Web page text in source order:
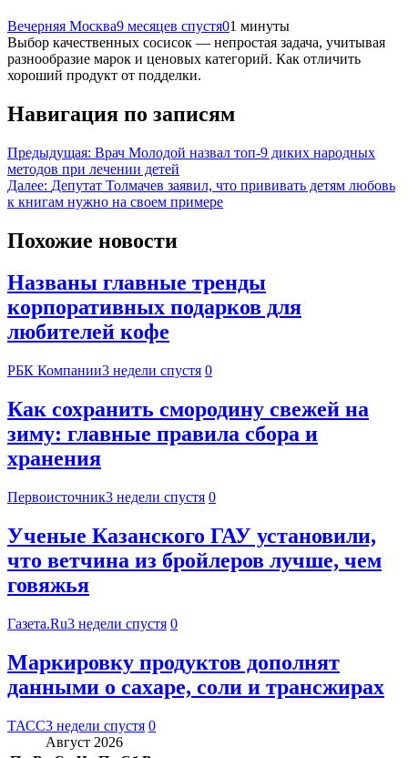
Вечерняя Москва9 месяцев спустя01 минуты
Выбор качественных сосисок — непростая задача, учитывая
разнообразие марок и ценовых категорий. Как отличить
хороший продукт от подделки.
Навигация по записям
Предыдущая: Врач Молодой назвал топ-9 диких народных
методов при лечении детей
Далее: Депутат Толмачев заявил, что прививать детям любовь
к книгам нужно на своем примере
Похожие новости
Названы главные тренды
корпоративных подарков для
любителей кофе
РБК Компании3 недели спустя 0
Как сохранить смородину свежей на
зиму: главные правила сбора и
хранения
Первоисточник3 недели спустя 0
Ученые Казанского ГАУ установили,
что ветчина из бройлеров лучше, чем
говяжья
Газета.Ru3 недели спустя 0
Маркировку продуктов дополнят
данными о сахаре, соли и трансжирах
ТАСС3 недели спустя 0
Август 2026